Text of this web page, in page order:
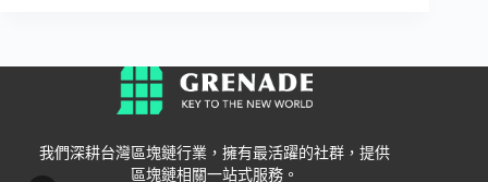
我們深耕台灣區塊鏈行業，擁有最活躍的社群，提供
區塊鏈相關一站式服務。